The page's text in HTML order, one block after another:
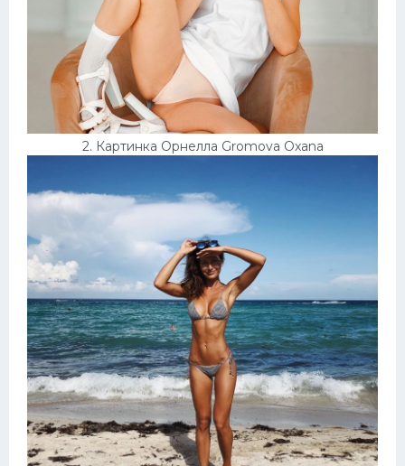
2. Картинка Орнелла Gromova Oxana